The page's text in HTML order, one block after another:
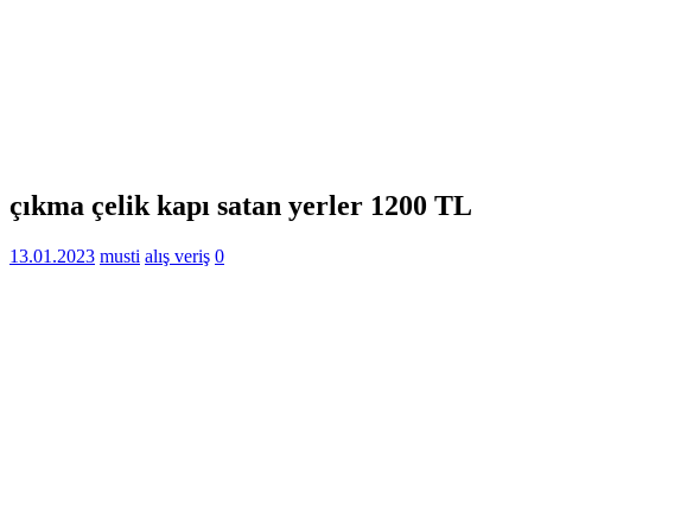
çıkma çelik kapı satan yerler 1200 TL
13.01.2023 musti alış veriş 0